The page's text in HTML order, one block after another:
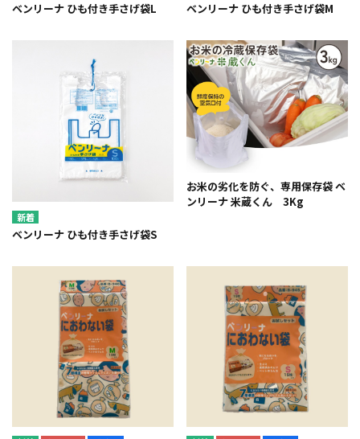
ベンリーナ ひも付き手さげ袋L ベンリーナ ひも付き手さげ袋M
ベンリーナ ひも付き手さげ袋S
お米の劣化を防ぐ、専用保存袋 ベ
ンリーナ 米蔵くん 3Kg